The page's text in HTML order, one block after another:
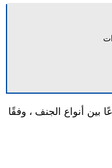
بين أنواع الجنف ، وفقًا